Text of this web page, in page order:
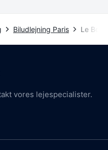
Biludlejning Paris Le
vores lejespecialister.